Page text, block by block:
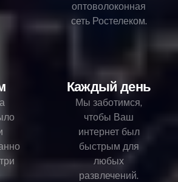
оптоволоконная
сеть Ростелеком.
Каждый день
Мы заботимся,
чтобы Ваш
интернет был
быстрым для
любых
развлечений.